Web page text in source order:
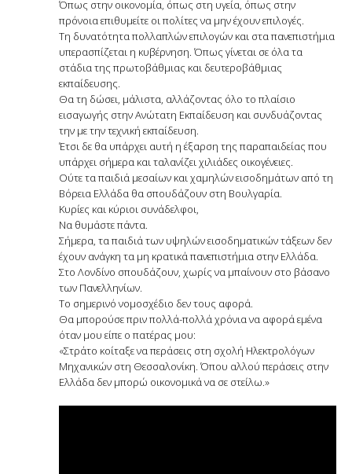
Όπως στην οικονομία, όπως στη υγεία, όπως στην
πρόνοια επιθυμείτε οι πολίτες να μην έχουν επιλογές.
Τη δυνατότητα πολλαπλών επιλογών και στα πανεπιστήμια
υπερασπίζεται η κυβέρνηση. Όπως γίνεται σε όλα τα
στάδια της πρωτοβάθμιας και δευτεροβάθμιας
εκπαίδευσης.
Θα τη δώσει, μάλιστα, αλλάζοντας όλο το πλαίσιο
εισαγωγής στην Ανώτατη Εκπαίδευση και συνδυάζοντας
την με την τεχνική εκπαίδευση.
Έτσι δε θα υπάρχει αυτή η έξαρση της παραπαιδείας που
υπάρχει σήμερα και ταλανίζει χιλιάδες οικογένειες.
Ούτε τα παιδιά μεσαίων και χαμηλών εισοδημάτων από τη
Βόρεια Ελλάδα θα σπουδάζουν στη Βουλγαρία.
Κυρίες και κύριοι συνάδελφοι,
Να θυμάστε πάντα.
Σήμερα, τα παιδιά των υψηλών εισοδηματικών τάξεων δεν
έχουν ανάγκη τα μη κρατικά πανεπιστήμια στην Ελλάδα.
Στο Λονδίνο σπουδάζουν, χωρίς να μπαίνουν στο βάσανο
των Πανελληνίων.
Το σημερινό νομοσχέδιο δεν τους αφορά.
Θα μπορούσε πριν πολλά-πολλά χρόνια να αφορά εμένα
όταν μου είπε ο πατέρας μου:
«Στράτο κοίταξε να περάσεις στη σχολή Ηλεκτρολόγων
Μηχανικών στη Θεσσαλονίκη. Όπου αλλού περάσεις στην
Ελλάδα δεν μπορώ οικονομικά να σε στείλω.»